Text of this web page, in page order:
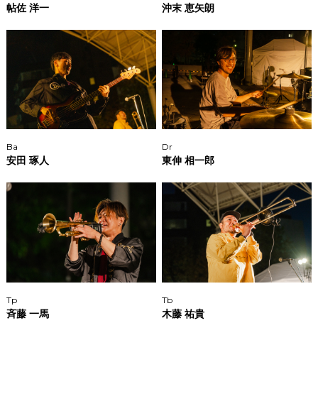
帖佐 洋一 沖末 恵矢朗
Ba
安田 琢人
Dr
東伸 相一郎
Tp
斉藤 一馬
Tb
木藤 祐貴